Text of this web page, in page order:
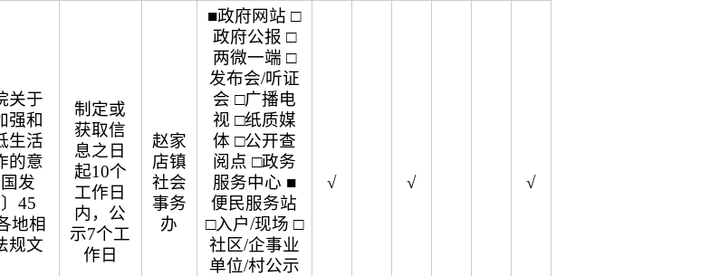
关于
强和
生活
的意
发
〕45
地相
规文
制定或
获取信
息之日
起10个
工作日
内，公
示7个工
作日
赵家
店镇
社会
事务
办
■政府网站 □
政府公报 □
两微一端 □
发布会/听证
会 □广播电
视 □纸质媒
体 □公开查
阅点 □政务
服务中心 ■
便民服务站
□入户/现场 □
社区/企事业
单位/村公示
√ √ √